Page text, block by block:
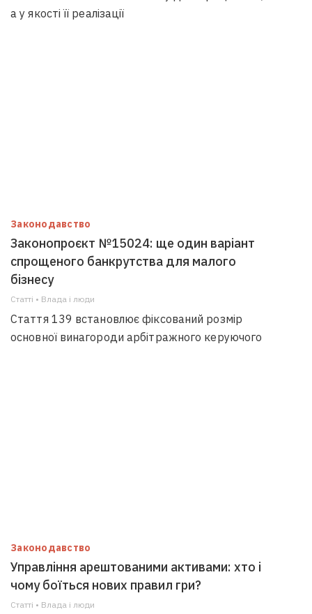
а у якості її реалізації
Законодавство
Законопроєкт №15024: ще один варіант
спрощеного банкрутства для малого
бізнесу
Статті • Влада i люди
Стаття 139 встановлює фіксований розмір
основної винагороди арбітражного керуючого
Законодавство
Управління арештованими активами: хто і
чому боїться нових правил гри?
Статті • Влада i люди